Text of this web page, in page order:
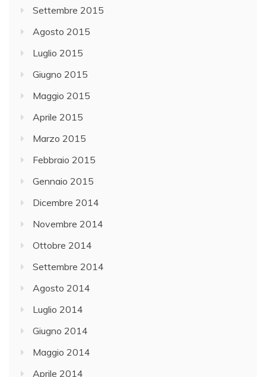
Settembre 2015
Agosto 2015
Luglio 2015
Giugno 2015
Maggio 2015
Aprile 2015
Marzo 2015
Febbraio 2015
Gennaio 2015
Dicembre 2014
Novembre 2014
Ottobre 2014
Settembre 2014
Agosto 2014
Luglio 2014
Giugno 2014
Maggio 2014
Aprile 2014